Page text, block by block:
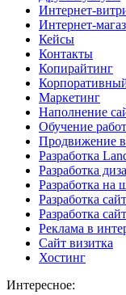
Интернет-
Интернет-
Кейсы
Контакты
Копирайтинг
Маркетинг
Наполнение
Обучение
Продвижение
Разработка
Разработка
Разработка на
Разработка
Разработка
Реклама в
Сайт визитка
Хостинг
Интересное: